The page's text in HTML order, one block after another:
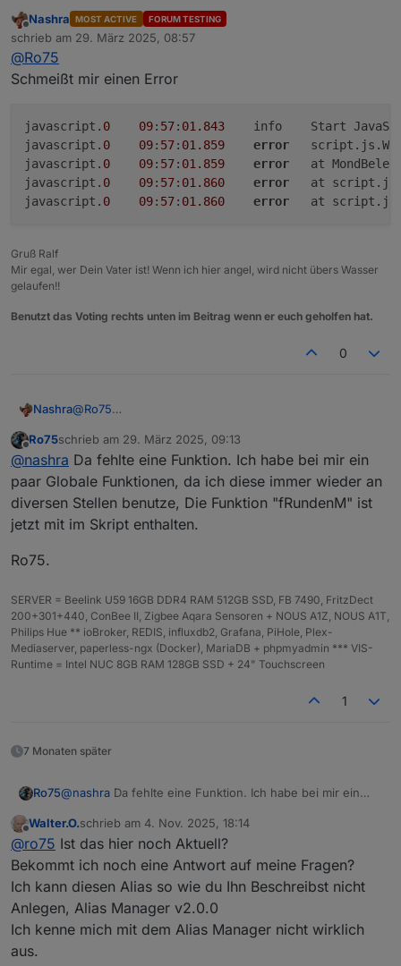
Offline
Nashra MOST ACTIVE FORUM TESTING
schrieb am 29. März 2025, 08:57
zuletzt editiert von
@Ro75
Schmeißt mir einen Error
javascript. 0 09: 57: 01.843
javascript. 0 09: 57: 01.859 error
javascript. 0 09: 57: 01.859 error
at
javascript. 0 09: 57: 01.860 error
at
javascript. 0 09: 57: 01.860 error
at
Gruß Ralf
Mir egal, wer Dein Vater ist! Wenn ich hier angel, wird nicht übers Wasser
gelaufen!!
Benutzt das Voting rechts unten im Beitrag wenn er euch geholfen hat.
0
Nashra@Ro75
javascript.0	09:57:01.843	info	Start
javascript.0	09:57:01.859	error
javascript.0	09:57:01.859	error	at
javascript.0	09:57:01.860	error	at
Offline
Ro75schrieb am 29. März 2025, 09:13
zuletzt editiert von
@nashra Da fehlte eine Funktion. Ich habe bei mir ein
paar Globale Funktionen, da ich diese immer wieder an
diversen Stellen benutze, Die Funktion "fRundenM" ist
jetzt mit im Skript enthalten.
Ro75.
SERVER = Beelink U59 16GB DDR4 RAM 512GB SSD, FB 7490, FritzDect
200+301+440, ConBee II, Zigbee Aqara Sensoren + NOUS A1Z, NOUS A1T,
Philips Hue ** ioBroker, REDIS, influxdb2, Grafana, PiHole, Plex-
Mediaserver, paperless-ngx (Docker), MariaDB + phpmyadmin *** VIS-
Runtime = Intel NUC 8GB RAM 128GB SSD + 24" Touchscreen
1
7 Monaten später
Ro75@nashra Da fehlte eine Funktion. Ich habe bei mir ein
diversen Stellen benutze, Die Funktion "fRundenM" ist
jetzt mit im Skript enthalten.
Ro75.
Offline
Walter.O.schrieb am 4. Nov. 2025, 18:14
zuletzt editiert von
@ro75 Ist das hier noch Aktuell?
Bekommt ich noch eine Antwort auf meine Fragen?
Ich kann diesen Alias so wie du Ihn Beschreibst nicht
Anlegen, Alias Manager v2.0.0
Ich kenne mich mit dem Alias Manager nicht wirklich
aus.